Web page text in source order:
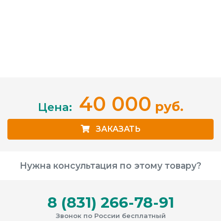
Цена: 40 000 руб.
ЗАКАЗАТЬ
Нужна консультация по этому товару?
8 (831) 266-78-91
Звонок по России бесплатный